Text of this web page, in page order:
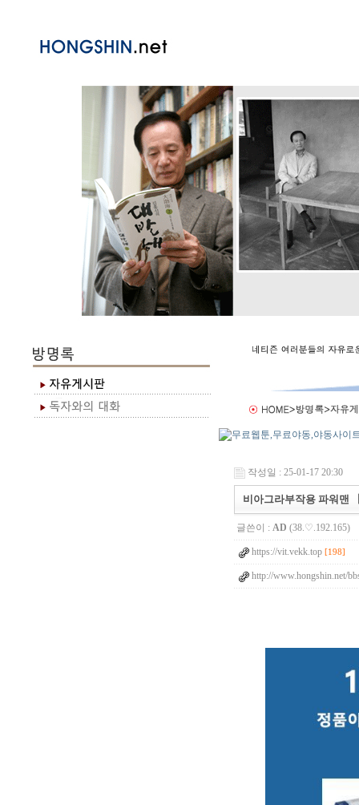
작성일 : 25-01-17 20:30
비아그라부작용 파워맨
글쓴이 : AD (38.♡.192.165)
https://vit.vekk.top [198]
http://www.hongshin.net/